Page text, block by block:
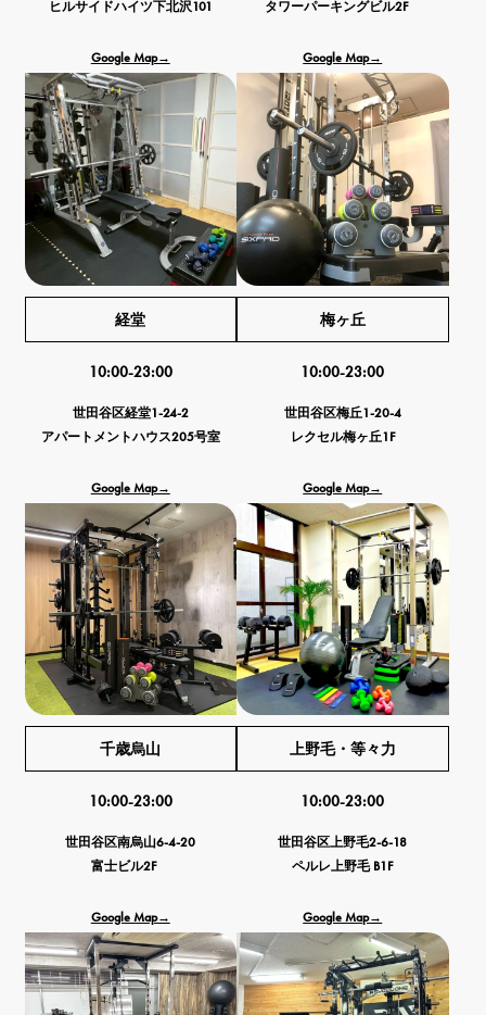
ヒルサイドハイツ下北沢101
Google Map→
タワーパーキングビル2F
Google Map→
経堂
10:00-23:00
世田谷区経堂1-24-2
アパートメントハウス205号室
Google Map→
梅ヶ丘
10:00-23:00
世田谷区梅丘1-20-4
レクセル梅ヶ丘1F
Google Map→
千歳烏山
10:00-23:00
世田谷区南烏山6-4-20
富士ビル2F
Google Map→
上野毛・等々力
10:00-23:00
世田谷区上野毛2-6-18
ペルレ上野毛 B1F
Google Map→